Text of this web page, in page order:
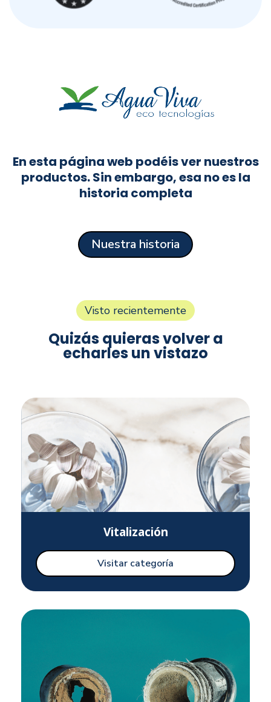
En esta página web podéis ver nuestros
productos. Sin embargo, esa no es la
historia completa
Nuestra historia
Visto recientemente
Quizás quieras volver a
echarles un vistazo
Vitalización
Visitar categoría